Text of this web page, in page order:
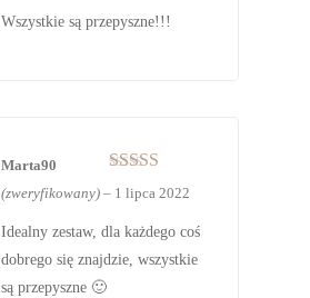
Wszystkie są przepyszne!!!
Oceniono5
na 5
Marta90
(zweryfikowany) – 1 lipca 2022
Idealny zestaw, dla każdego coś
dobrego się znajdzie, wszystkie
są przepyszne 🙂